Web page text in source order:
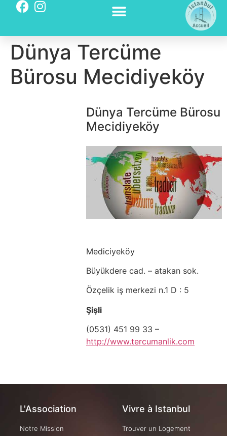
Dünya Tercüme
Bürosu Mecidiyeköy
Dünya Tercüme Bürosu
Mecidiyeköy
Mediciyeköy
Büyükdere cad. – atakan sok.
Özçelik iş merkezi n.1 D : 5
Şişli
(0531) 451 99 33 –
http://www.tercumanlik.com
L'Association
Notre Mission
Vivre à Istanbul
Trouver un Logement